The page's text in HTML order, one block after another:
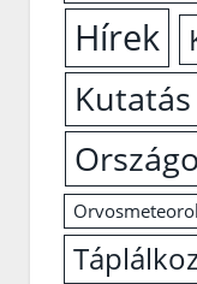
Hírek
Kutatás